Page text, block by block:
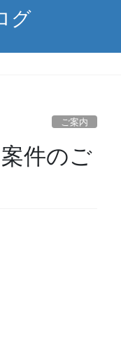
グ
ご案内
件のご